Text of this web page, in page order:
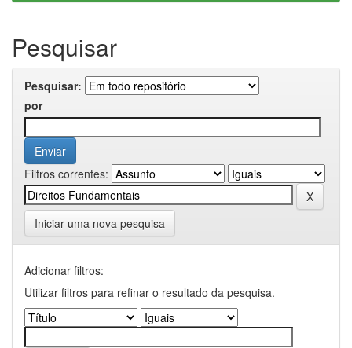
Pesquisar
Pesquisar:
por
Filtros correntes:
Iniciar uma nova pesquisa
Adicionar filtros:
Utilizar filtros para refinar o resultado da pesquisa.